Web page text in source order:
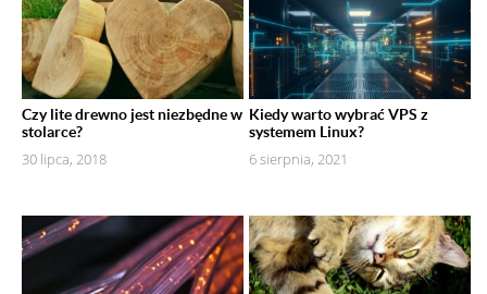
Czy lite drewno jest niezbędne w
stolarce?
30 lipca, 2018
Kiedy warto wybrać VPS z
systemem Linux?
6 sierpnia, 2021